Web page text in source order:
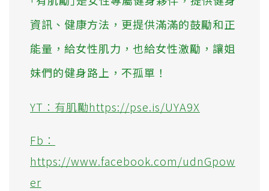
資訊、健康方法，更提供滿滿的鼓勵和正
能量，給女性肌力，也給女性激勵，讓姐
妹們的健身路上，不孤單！
YT：有肌勵https://pse.is/UYA9X
Fb：
https://www.facebook.com/udnGpow
er